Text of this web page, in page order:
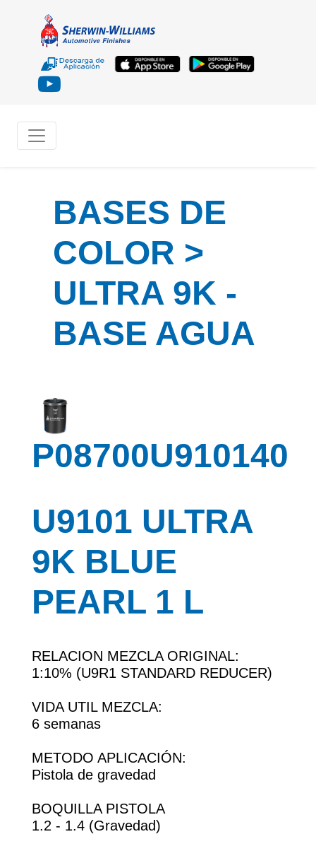
BASES DE
COLOR >
ULTRA 9K -
BASE AGUA
P08700U910140
U9101 ULTRA
9K BLUE
PEARL 1 L
RELACION MEZCLA ORIGINAL:
1:10% (U9R1 STANDARD REDUCER)
VIDA UTIL MEZCLA:
6 semanas
METODO APLICACIÓN:
Pistola de gravedad
BOQUILLA PISTOLA
1.2 - 1.4 (Gravedad)